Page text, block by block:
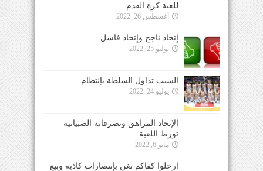
للعبة كرة القدم
أغسطس 26, 2022
إتحاد ناجح وإتحاد فاشل
يوليو 25, 2022
السبب تداول السلطة بإنتظام
يوليو 24, 2022
الإتحاد المراهق وتصرفاته الصبيانية
تورط اللعبة
مايو 6, 2022
ارحلوا كفاكم تغنٍ بإنتصارات كاذبة وبيع